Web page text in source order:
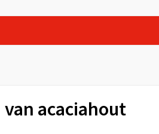
acaciahout